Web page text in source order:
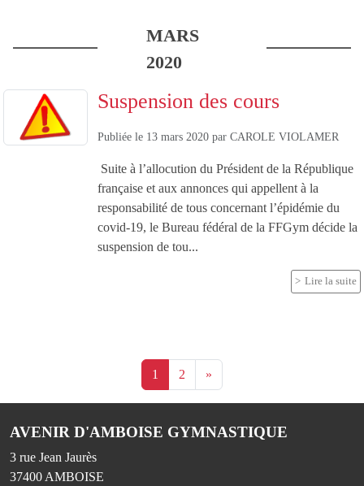
MARS
2020
Suspension des cours
Publiée le 13 mars 2020 par CAROLE VIOLAMER
Suite à l’allocution du Président de la République
française et aux annonces qui appellent à la
responsabilité de tous concernant l’épidémie du
covid-19, le Bureau fédéral de la FFGym décide la
suspension de tou...
Lire la suite
1 2 »
AVENIR D'AMBOISE GYMNASTIQUE
3 rue Jean Jaurès
37400 AMBOISE